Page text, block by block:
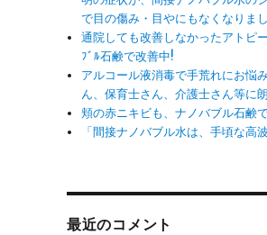
で目の傷み・目やにもなくなりまし
通院しても改善しなかったアトピ
ﾌﾞﾙ石鹸で改善中!
アルコール液消毒で手荒れにお悩
ん、保育士さん、介護士さん等に朗
頬の赤ニキビも、ナノバブル石鹸
「間接ナノバブル水は、手頃な高
最近のコメント